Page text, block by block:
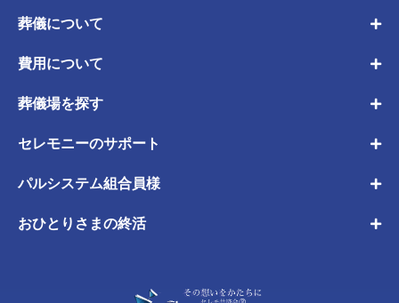
葬儀について
費用について
葬儀場を探す
セレモニーのサポート
パルシステム組合員様
おひとりさまの終活